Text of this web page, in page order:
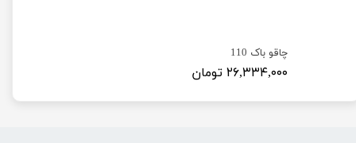
چاقو باک 110
۲۶,۳۳۴,۰۰۰ تومان